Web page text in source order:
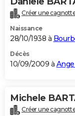
Créer une
Naissance
28/10/1938 à
Décès
10/09/2009 à
Michele
Créer une